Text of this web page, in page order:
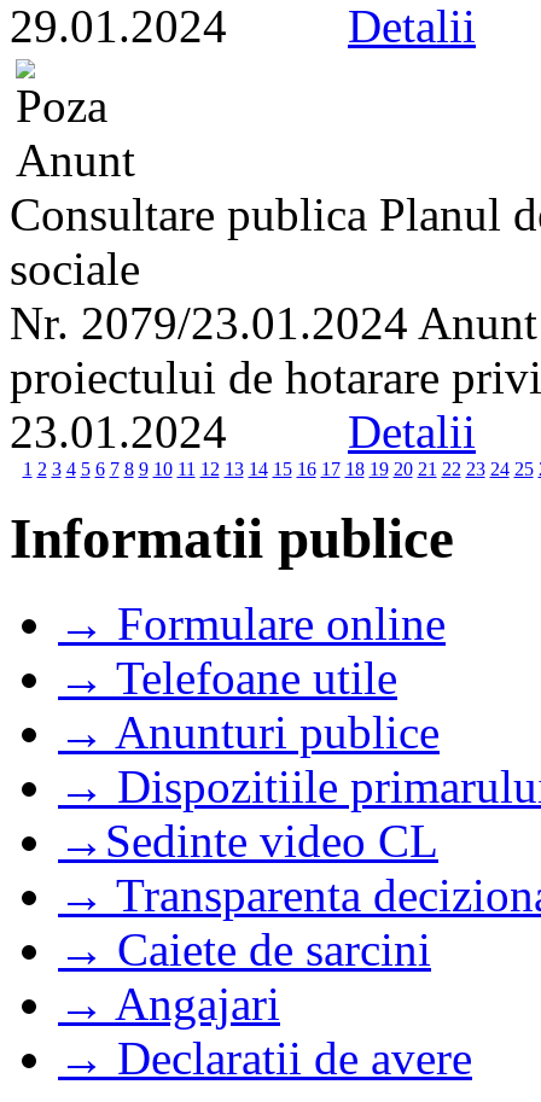
29.01.2024 Detalii
Consultare publica Planul
sociale
Nr. 2079/23.01.2024
proiectului de hotarare
23.01.2024 Detalii
1 2 3 4 5 6 7 8 9 10 11 12 13 14 15 16 17 18 19 20 21 22 23 24 25
Informatii publice
→ Formulare online
→ Telefoane utile
→ Anunturi publice
→ Dispozitiile
→Sedinte video CL
→ Transparenta
→ Caiete de sarcini
→ Angajari
→ Declaratii de avere